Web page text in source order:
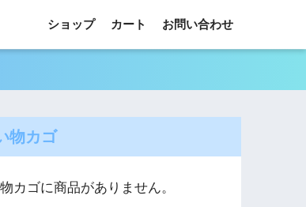
ショップ カート お問い合わせ
物カゴ
カゴに商品がありません。